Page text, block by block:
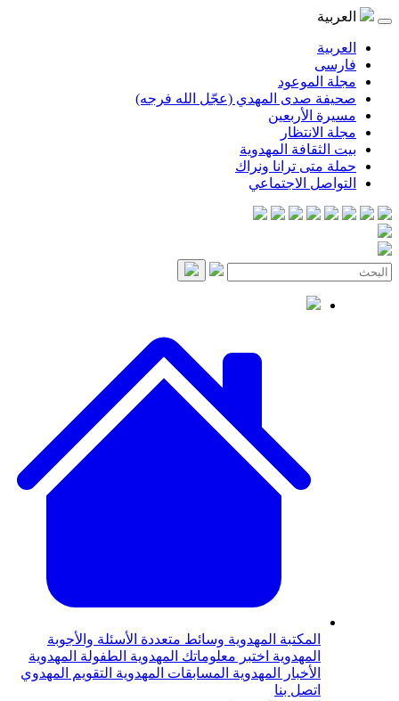
المهدي (عجّل الله فرجه)
المهدوية
ترانا ونراك
الاجتماعي
المهدويةوسائط متعددةالأسئلة والأجوبة
اختبر معلوماتك المهدويةالطفولة المهدوية
المهدويةالمسابقات المهدويةالتقويم المهدوي